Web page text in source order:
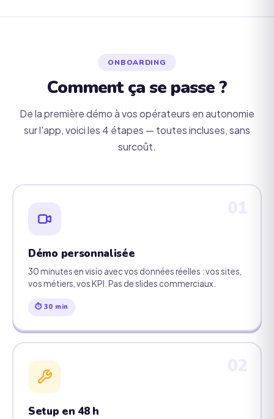
ONBOARDING
Comment ça se passe ?
De la première démo à vos opérateurs en autonomie
sur l'app, voici les 4 étapes — toutes incluses, sans
surcoût.
Démo personnalisée
30 minutes en visio avec vos données réelles : vos sites,
vos métiers, vos KPI. Pas de slides commerciaux.
⏱ 30 min
Setup en 48 h